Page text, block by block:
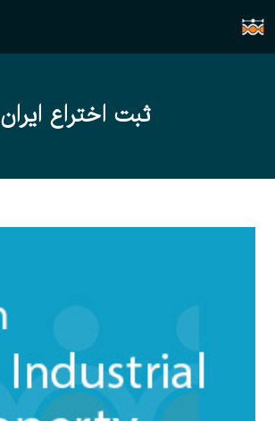
ثبت اختراع ایران